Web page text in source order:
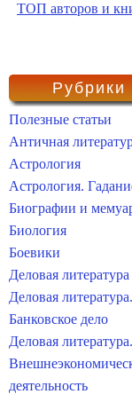
ТОП авторов и
Рубрики
Полезные статьи
Античная
Астрология
Астрология.
Биографии и
Биология
Боевики
Деловая литература
Деловая литература.
Банковское дело
Деловая литература.
деятельность